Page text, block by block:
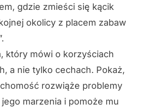
gdzie zmieści się kącik
okolicy z placem zabaw
który mówi o korzyściach
a nie tylko cechach. Pokaż,
rozwiąże problemy
jego marzenia i pomoże mu